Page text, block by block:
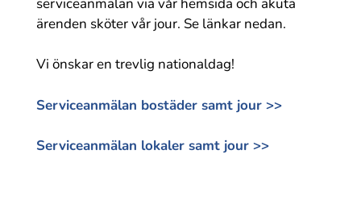
ärenden sköter vår jour. Se länkar nedan.
Vi önskar en trevlig nationaldag!
Serviceanmälan bostäder samt jour >>
Serviceanmälan lokaler samt jour >>